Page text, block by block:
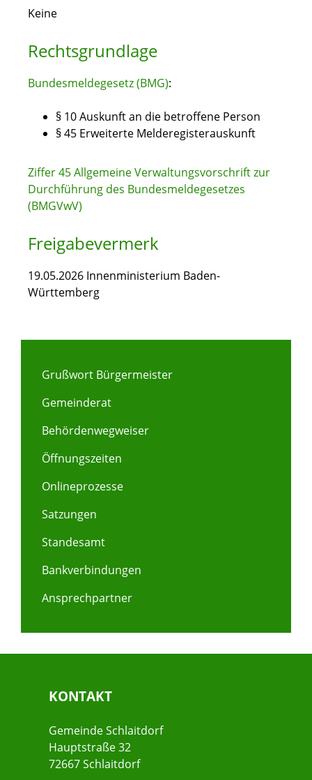
Keine
Rechtsgrundlage
Bundesmeldegesetz (BMG):
§ 10 Auskunft an die betroffene Person
§ 45 Erweiterte Melderegisterauskunft
Ziffer 45 Allgemeine Verwaltungsvorschrift zur
Durchführung des Bundesmeldegesetzes
(BMGVwV)
Freigabevermerk
19.05.2026 Innenministerium Baden-
Württemberg
Grußwort Bürgermeister
Gemeinderat
Behördenwegweiser
Öffnungszeiten
Onlineprozesse
Satzungen
Standesamt
Bankverbindungen
Ansprechpartner
KONTAKT
Gemeinde Schlaitdorf
Hauptstraße 32
72667 Schlaitdorf